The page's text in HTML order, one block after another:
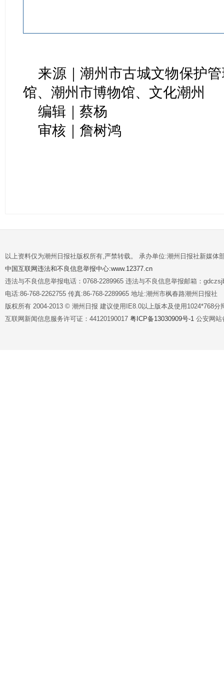
来源｜潮州市古城文物保护
馆、潮州市博物馆、文化潮州
编辑｜蔡杨
审核｜詹树鸿
以上资料仅为潮州日报社版权所有,严禁转载。 承办单位:潮州日报社新媒体
中国互联网违法和不良信息举报中心:www.12377.cn
违法与不良信息举报电话：0768-2289965 违法与不良信息举报邮箱：
电话:86-768-2262755 传真:86-768-2289965 地址:潮州市枫春路潮州日报社
版权所有 2004-2013 © 潮州日报 建议使用IE8.0以上版本及使用1024*768分
互联网新闻信息服务许可证：44120190017 粤ICP备13030909号-1 公安网站